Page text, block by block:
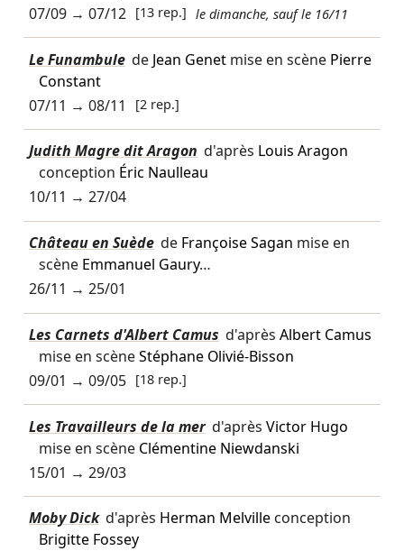
07/09→ 07/12 [13 rep.] le dimanche, sauf le 16/11
Le Funambule de Jean Genetmise en scène Pierre
Constant
07/11 → 08/11 [2 rep.]
Judith Magre dit Aragon d'après Louis Aragon
conception Éric Naulleau
10/11 → 27/04
Château en Suède de Françoise Sagan mise en
scène Emmanuel Gaury…
26/11 → 25/01
Les Carnets d'Albert Camus d'après Albert Camus
mise en scèneStéphane Olivié-Bisson
09/01 → 09/05 [18 rep.]
Les Travailleurs de la mer d'après Victor Hugo
mise en scène Clémentine Niewdanski
15/01 → 29/03
Moby Dick d'après Herman Melvilleconception
Brigitte Fossey